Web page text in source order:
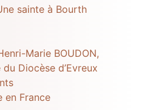
sainte à Bourth
Marie BOUDON,
Diocèse d’Evreux
en France